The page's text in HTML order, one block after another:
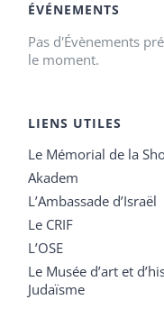
ÉVÉNEMENTS
Pas d'Évènements
le moment.
LIENS UTILES
Le Mémorial de la
Akadem
L’Ambassade d’Israël
Le CRIF
L’OSE
Le Musée d’art et
Judaïsme